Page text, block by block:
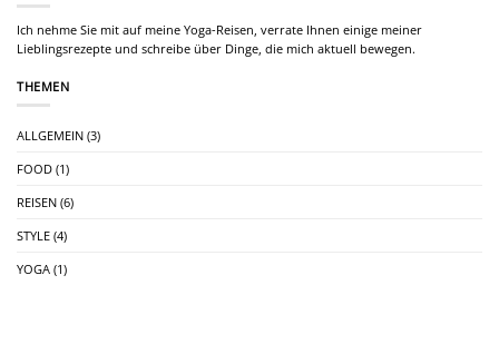
Ich nehme Sie mit auf meine Yoga-Reisen, verrate Ihnen einige meiner
Lieblingsrezepte und schreibe über Dinge, die mich aktuell bewegen.
THEMEN
ALLGEMEIN (3)
FOOD (1)
REISEN (6)
STYLE (4)
YOGA (1)